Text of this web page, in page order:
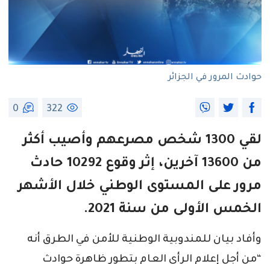
حوادث المرور في الجزائر
322
0
لقي 1300 شخص مصرعهم وأصيب أكثر
من 13600 آخرين، إثر وقوع 10292
حادث
مرورعلى المستوى الوطني خلال الأشهر
الخمس الأولى من سنة 2021.
وأفاد بيان للمندوبية الوطنية للأمن في الطرق أنه
“من أجل إعلام الرأي العام بتطور ظاهرة حوادث